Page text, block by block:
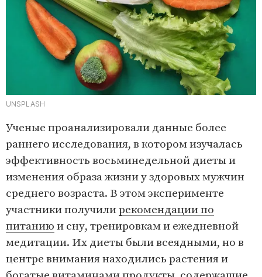
UNSPLASH
Ученые проанализировали данные более
раннего исследования, в котором изучалась
эффективность восьминедельной диеты и
изменения образа жизни у здоровых мужчин
среднего возраста. В этом эксперименте
участники получилирекомендации по
питанию и сну, тренировкам и ежедневной
медитации. Их диеты были всеядными, но в
центре внимания находились растения и